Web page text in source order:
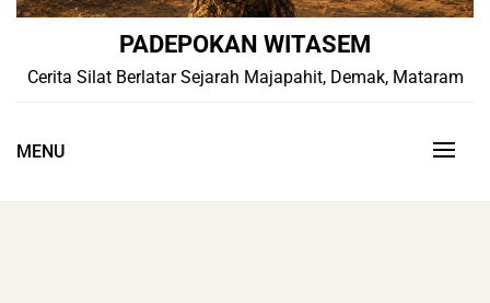
PADEPOKAN WITASEM
Cerita Silat Berlatar Sejarah Majapahit, Demak, Mataram
MENU